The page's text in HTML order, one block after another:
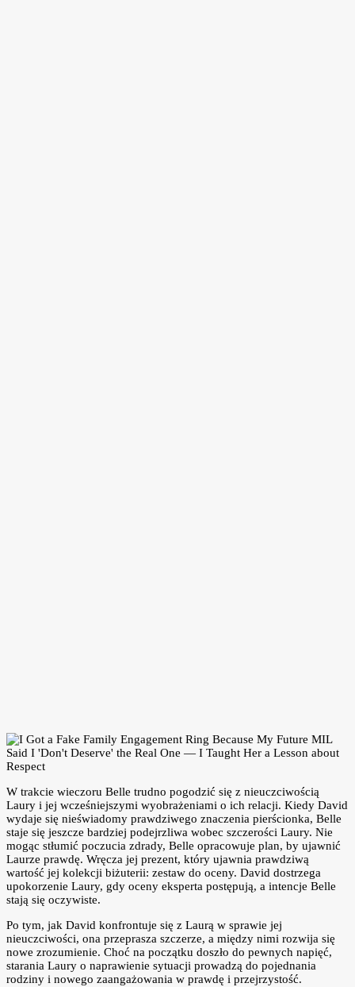
W trakcie wieczoru Belle trudno pogodzić się z nieuczciwością
Laury i jej wcześniejszymi wyobrażeniami o ich relacji. Kiedy David
wydaje się nieświadomy prawdziwego znaczenia pierścionka, Belle
staje się jeszcze bardziej podejrzliwa wobec szczerości Laury. Nie
mogąc stłumić poczucia zdrady, Belle opracowuje plan, by ujawnić
Laurze prawdę. Wręcza jej prezent, który ujawnia prawdziwą
wartość jej kolekcji biżuterii: zestaw do oceny. David dostrzega
upokorzenie Laury, gdy oceny eksperta postępują, a intencje Belle
stają się oczywiste.
Po tym, jak David konfrontuje się z Laurą w sprawie jej
nieuczciwości, ona przeprasza szczerze, a między nimi rozwija się
nowe zrozumienie. Choć na początku doszło do pewnych napięć,
starania Laury o naprawienie sytuacji prowadzą do pojednania
rodziny i nowego zaangażowania w prawdę i przejrzystość.